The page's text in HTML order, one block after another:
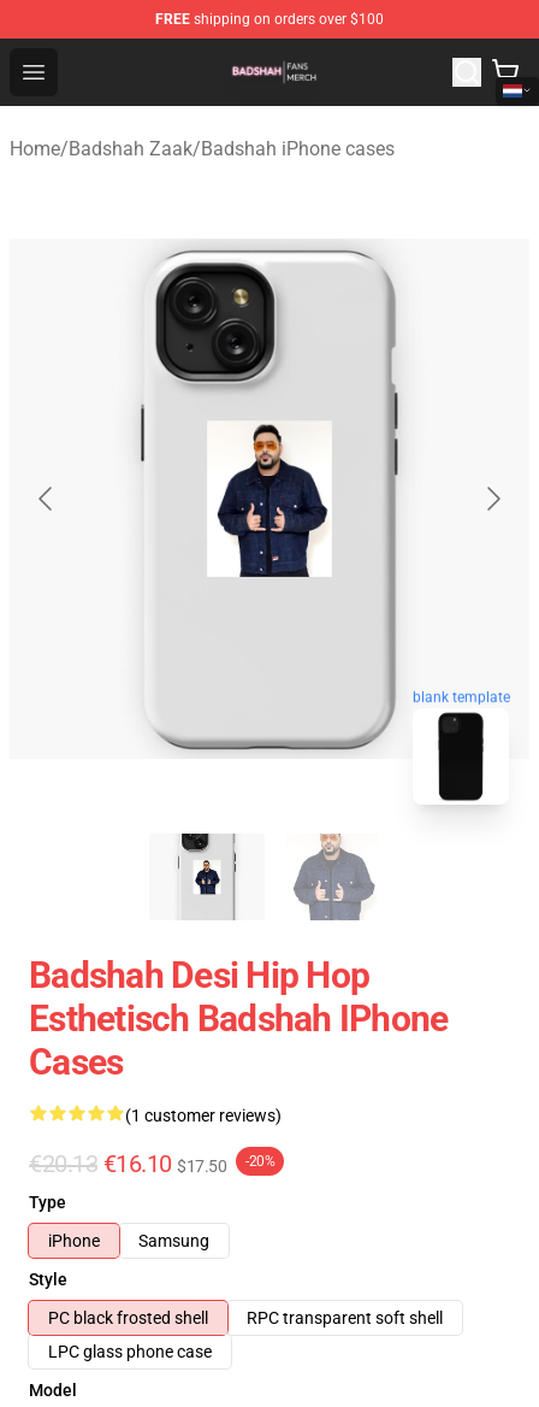
FREE shipping on orders over $100
Open menu
Badshah Shop - Official Badshah Merchandise Store
Home/Badshah Zaak/Badshah iPhone cases
blank template
Badshah Desi Hip Hop
Esthetisch Badshah IPhone
Cases
(1 customer reviews)
€20.13 €16.10 $17.50 -20%
Type
iPhone
Samsung
Style
PC black frosted shell
RPC transparent soft shell
LPC glass phone case
Model